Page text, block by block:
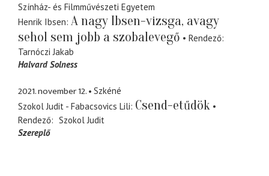
Színház- és Filmművészeti Egyetem
Henrik Ibsen A nagy Ibsen-vizsga, avagy
sehol sem jobb a szobalevegő
Rendező
Tarnóczi Jakab
Halvard Solness
2021. november 12.
Szkéné
Szokol Judit - Fabacsovics Lili Csend-etűdök
Rendező
Szokol Judit
Szereplő